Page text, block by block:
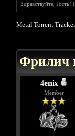
Здравствуйте, Гость! (
Metal Torrent
Фрилич
4enix
Member